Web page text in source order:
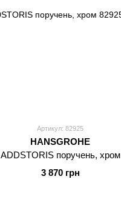
Артикул: 82925
HANSGROHE
ADDSTORIS поручень, хром
3 870 грн